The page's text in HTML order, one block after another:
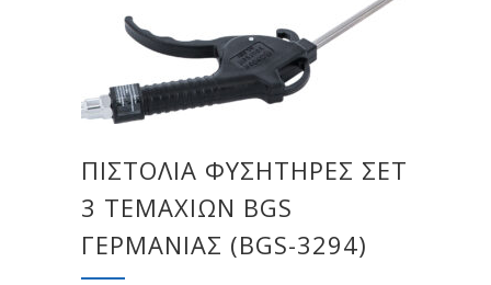
ΠΙΣΤΌΛΙΑ ΦΥΣΗΤΉΡΕΣ ΣΕΤ
3 ΤΕΜΑΧΊΩΝ BGS
ΓΕΡΜΑΝΊΑΣ (BGS-3294)